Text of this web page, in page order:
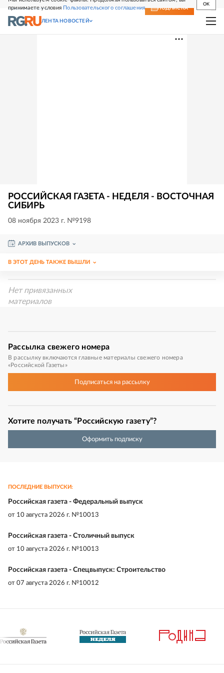
принимаете условия Пользовательского соглашения
OK
СВЕЖИЙ НОМЕР ПОДПИСКА
ЛЕНТА НОВОСТЕЙ
РОССИЙСКАЯ ГАЗЕТА - НЕДЕЛЯ - ВОСТОЧНАЯ
СИБИРЬ
08 ноября 2023 г. №9198
АРХИВ ВЫПУСКОВ
В ЭТОТ ДЕНЬ ТАКЖЕ ВЫШЛИ
Нет привязанных
материалов
Рассылка свежего номера
В рассылку включаются главные материалы свежего номера
«Российской Газеты»
Подписатьсяна рассылку
Хотите получать “Российскую газету”?
Оформить подписку
ПОСЛЕДНИЕ ВЫПУСКИ:
Российская газета - Федеральный выпуск
от 10 августа 2026 г. №10013
Российская газета - Столичный выпуск
от 10 августа 2026 г. №10013
Российская газета - Спецвыпуск: Строительство
от 07 августа 2026 г. №10012